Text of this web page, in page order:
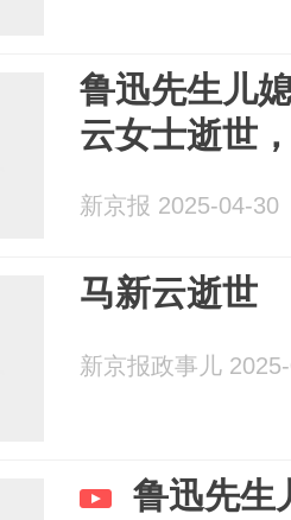
鲁迅先生儿
云女士逝世
新京报 2025-04-30
马新云逝世
新京报政事儿
鲁迅先生